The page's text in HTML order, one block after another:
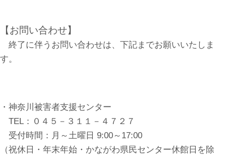
【お問い合わせ】
終了に伴うお問い合わせは、下記までお願いいたしま
す。
・神奈川被害者支援センター
TEL：０４５－３１１－４７２７
受付時間：月～土曜日 9:00～17:00
（祝休日・年末年始・かながわ県民センター休館日を除